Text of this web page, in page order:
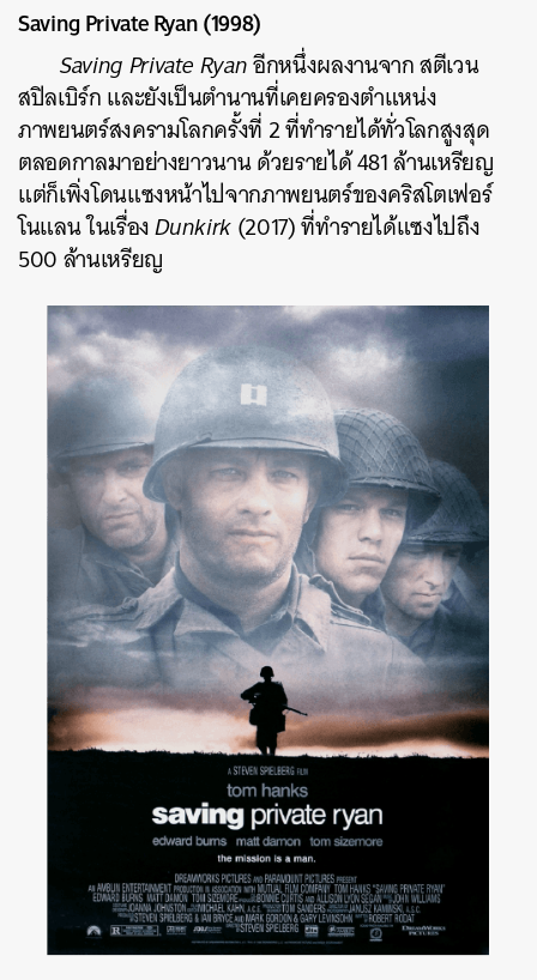
Saving Private Ryan (1998)
Saving Private Ryanอีกหนึ่งผลงานจาก สตีเวน
สปิลเบิร์ก และยังเป็นตำนานที่เคยครองตำแหน่ง
ภาพยนตร์สงครามโลกครั้งที่ 2 ที่ทำรายได้ทั่วโลกสูงสุด
ตลอดกาลมาอย่างยาวนาน ด้วยรายได้ 481 ล้านเหรียญ
แต่ก็เพิ่งโดนแซงหน้าไปจากภาพยนตร์ของคริสโตเฟอร์
โนแลน ในเรื่องDunkirk(2017) ที่ทำรายได้แซงไปถึง
500 ล้านเหรียญ